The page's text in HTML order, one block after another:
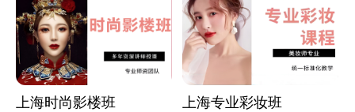
上海时尚影楼班 上海专业彩妆班